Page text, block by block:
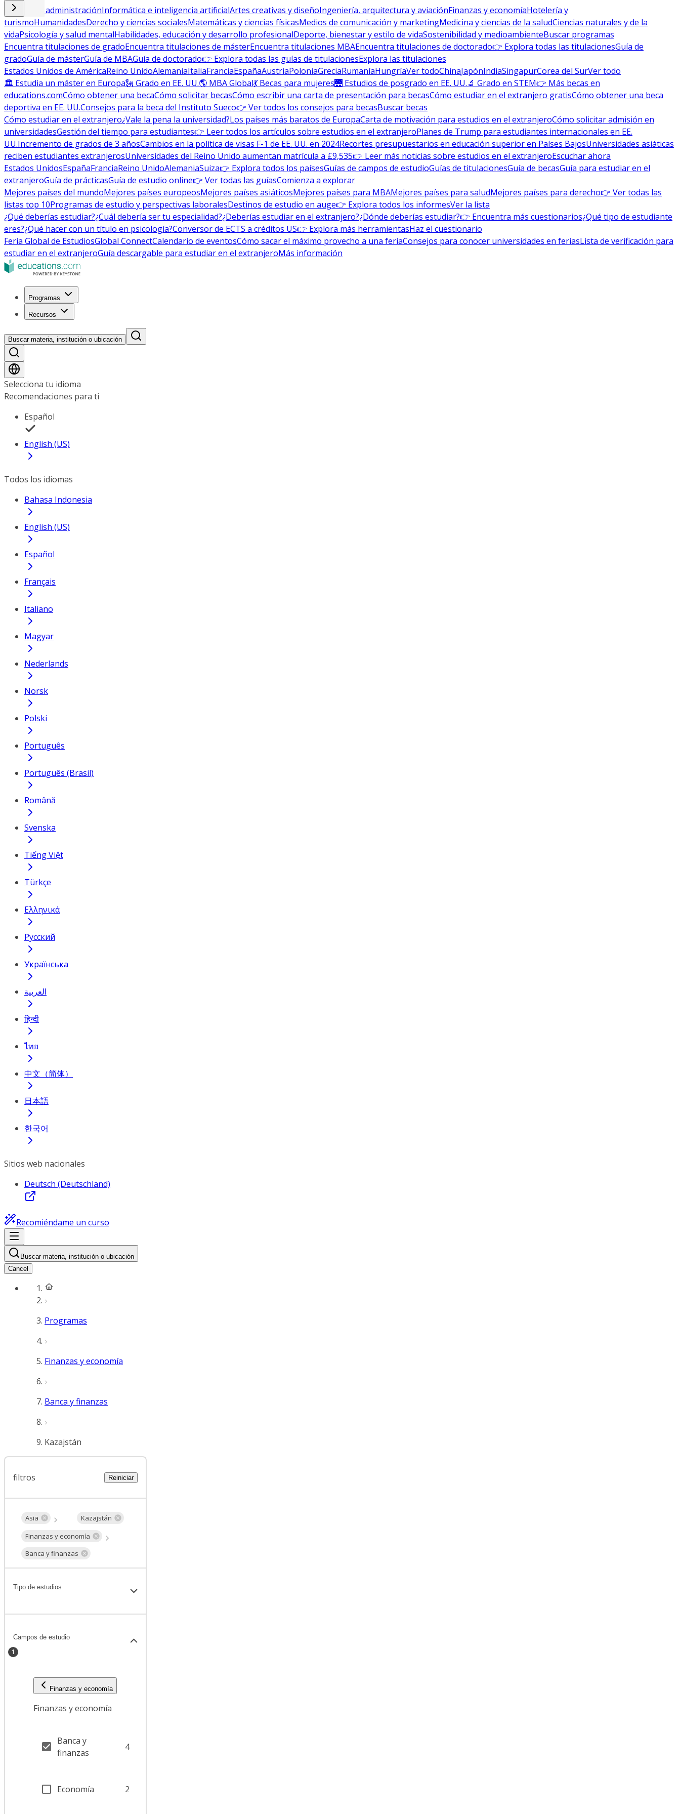
Empresa y administraciónInformática e inteligencia artificialArtes creativas y diseñoIngeniería, arquitectura y aviaciónFinanzas y economíaHotelería y
turismoHumanidadesDerecho y ciencias socialesMatemáticas y ciencias físicasMedios de comunicación y marketingMedicina y ciencias de la saludCiencias naturales y de la
vidaPsicología y salud mentalHabilidades, educación y desarrollo profesionalDeporte, bienestar y estilo de vidaSostenibilidad y medioambienteBuscar programas
Encuentra titulaciones de gradoEncuentra titulaciones de másterEncuentra titulaciones MBAEncuentra titulaciones de doctorado👉 Explora todas las titulacionesGuía de
gradoGuía de másterGuía de MBAGuía de doctorado👉 Explora todas las guías de titulacionesExplora las titulaciones
Estados Unidos de AméricaReino UnidoAlemaniaItaliaFranciaEspañaAustriaPoloniaGreciaRumaníaHungríaVer todoChinaJapónIndiaSingapurCorea del SurVer todo
🏛 Estudia un máster en Europa🗽 Grado en EE. UU.🌎 MBA Global💃 Becas para mujeres🌉 Estudios de posgrado en EE. UU.🔬 Grado en STEM👉 Más becas en
educations.comCómo obtener una becaCómo solicitar becasCómo escribir una carta de presentación para becasCómo estudiar en el extranjero gratisCómo obtener una beca
deportiva en EE. UU.Consejos para la beca del Instituto Sueco👉 Ver todos los consejos para becasBuscar becas
Cómo estudiar en el extranjero¿Vale la pena la universidad?Los países más baratos de EuropaCarta de motivación para estudios en el extranjeroCómo solicitar admisión en
universidadesGestión del tiempo para estudiantes👉 Leer todos los artículos sobre estudios en el extranjeroPlanes de Trump para estudiantes internacionales en EE.
UU.Incremento de grados de 3 añosCambios en la política de visas F-1 de EE. UU. en 2024Recortes presupuestarios en educación superior en Países BajosUniversidades asiáticas
reciben estudiantes extranjerosUniversidades del Reino Unido aumentan matrícula a £9,535👉 Leer más noticias sobre estudios en el extranjeroEscuchar ahora
Estados UnidosEspañaFranciaReino UnidoAlemaniaSuiza👉 Explora todos los paísesGuías de campos de estudioGuías de titulacionesGuía de becasGuía para estudiar en el
extranjeroGuía de prácticasGuía de estudio online👉 Ver todas las guíasComienza a explorar
Mejores países del mundoMejores países europeosMejores países asiáticosMejores países para MBAMejores países para saludMejores países para derecho👉 Ver todas las
listas top 10Programas de estudio y perspectivas laboralesDestinos de estudio en auge👉 Explora todos los informesVer la lista
¿Qué deberías estudiar?¿Cuál debería ser tu especialidad?¿Deberías estudiar en el extranjero?¿Dónde deberías estudiar?👉 Encuentra más cuestionarios¿Qué tipo de estudiante
eres?¿Qué hacer con un título en psicología?Conversor de ECTS a créditos US👉 Explora más herramientasHaz el cuestionario
Feria Global de EstudiosGlobal ConnectCalendario de eventosCómo sacar el máximo provecho a una feriaConsejos para conocer universidades en feriasLista de verificación para
estudiar en el extranjeroGuía descargable para estudiar en el extranjeroMás información
Programas
Recursos
Buscar materia, institución o ubicación
Selecciona tu idioma
Recomendaciones para ti
Español
English (US)
Todos los idiomas
Bahasa Indonesia
English (US)
Español
Français
Italiano
Magyar
Nederlands
Norsk
Polski
Português
Português (Brasil)
Română
Svenska
Tiếng Việt
Türkçe
Ελληνικά
Русский
Українська
العربية
हिन्दी
ไทย
中文（简体）
日本語
한국어
Sitios web nacionales
Deutsch (Deutschland)
Recomiéndame un curso
Buscar materia, institución o ubicación
Cancel
Programas
Finanzas y economía
Banca y finanzas
Kazajstán
filtros Reiniciar
Asia
Kazajstán
Finanzas y economía
Banca y finanzas
Tipo de estudios
Campos de estudio
1
Finanzas y economía
Finanzas y economía
Banca y
finanzas
4
Economía 2